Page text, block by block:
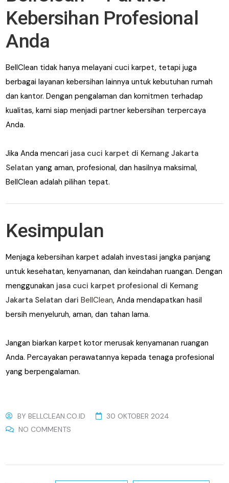
Kebersihan Profesional
Anda
BellClean tidak hanya melayani cuci karpet, tetapi juga
berbagai layanan kebersihan lainnya untuk kebutuhan rumah
dan kantor. Dengan pengalaman dan komitmen terhadap
kualitas, kami siap menjadi partner kebersihan terpercaya
Anda.
Jika Anda mencari jasa cuci karpet di Kemang Jakarta
Selatan yang aman, profesional, dan hasilnya maksimal,
BellClean adalah pilihan tepat.
Kesimpulan
Menjaga kebersihan karpet adalah investasi jangka panjang
untuk kesehatan, kenyamanan, dan keindahan ruangan. Dengan
menggunakan jasa cuci karpet profesional di Kemang
Jakarta Selatan dariBellClean, Anda mendapatkan hasil
bersih menyeluruh, aman, dan tahan lama.
Jangan biarkan karpet kotor merusak kenyamanan ruangan
Anda. Percayakan perawatannya kepada tenaga profesional
yang berpengalaman.
BYBELLCLEAN.CO.ID
30 OKTOBER 2024
NO COMMENTS